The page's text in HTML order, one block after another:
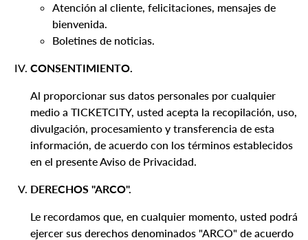
Atención al cliente, felicitaciones, mensajes de
bienvenida.
Boletines de noticias.
CONSENTIMIENTO.
Al proporcionar sus datos personales por cualquier
medio a TICKETCITY, usted acepta la recopilación, uso,
divulgación, procesamiento y transferencia de esta
información, de acuerdo con los términos establecidos
en el presente Aviso de Privacidad.
DERECHOS "ARCO".
Le recordamos que, en cualquier momento, usted podrá
ejercer sus derechos denominados "ARCO" de acuerdo